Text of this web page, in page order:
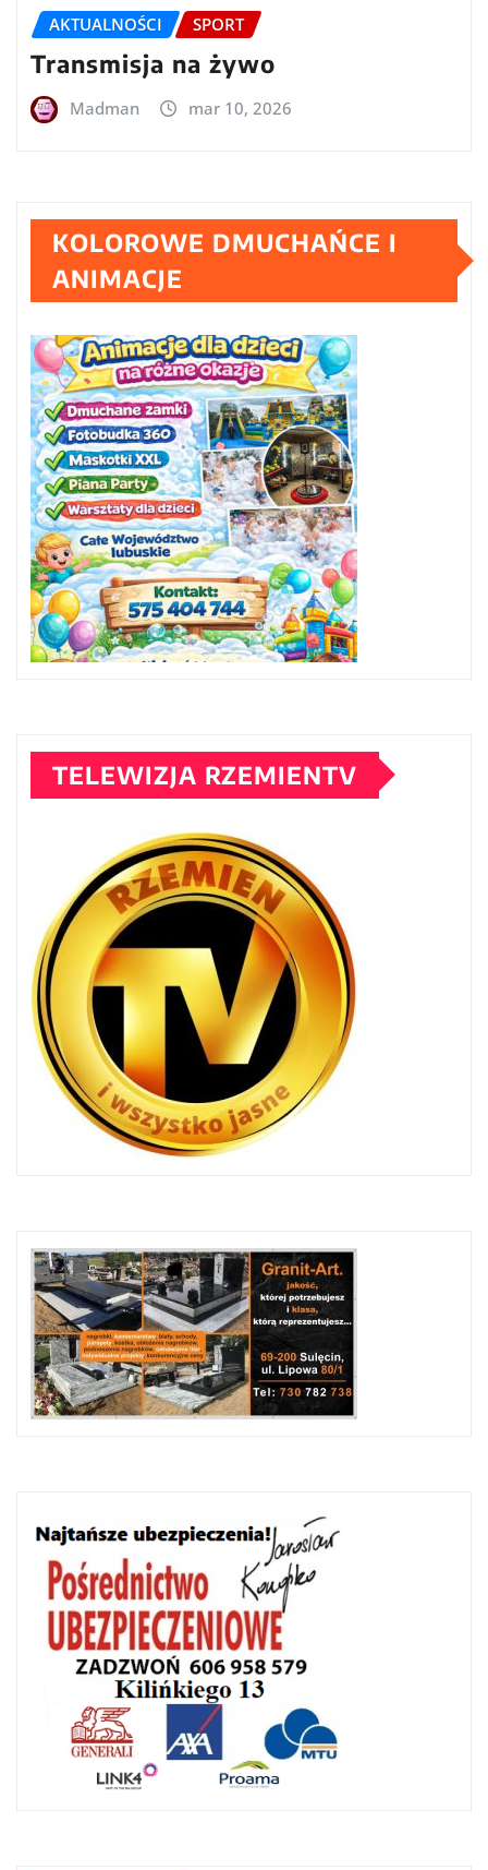
AKTUALNOŚCI SPORT
Transmisja na żywo
Madman mar 10, 2026
KOLOROWE DMUCHAŃCE I
ANIMACJE
TELEWIZJA RZEMIENTV